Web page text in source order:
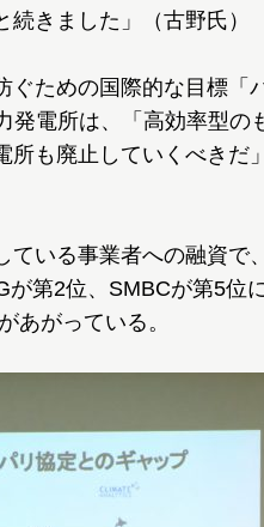
きました」（古野氏）
ための国際的な目標「
発電所は、「高効率型の
所も廃止していくべきだ
いる事業者への融資で
第2位、SMBCが第5位
あがっている。